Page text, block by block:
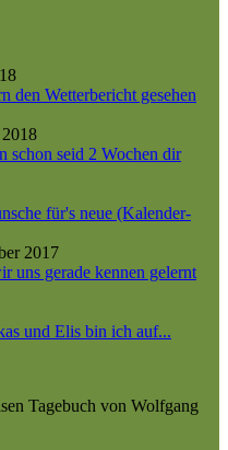
den Wetterbericht gesehen
schon seid 2 Wochen dir
für's neue (Kalender-
2017
uns gerade kennen gelernt
und Elis bin ich auf...
Tagebuch von Wolfgang